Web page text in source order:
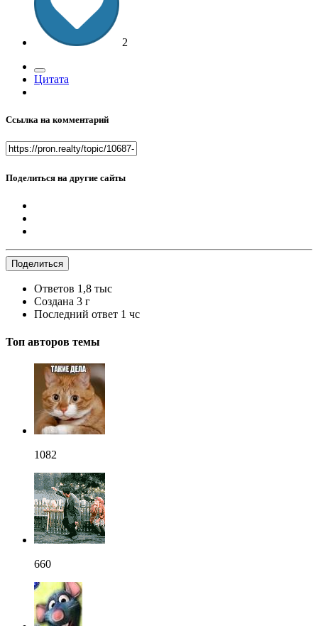
2
Цитата
Ссылка на комментарий
Поделиться на другие сайты
Поделиться
Ответов 1,8 тыс
Создана 3 г
Последний ответ 1 чс
Топ авторов темы
1082
660